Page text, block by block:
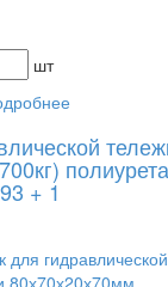
шт
+ 1